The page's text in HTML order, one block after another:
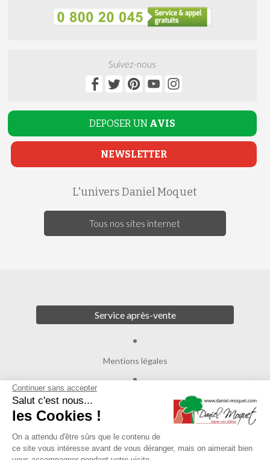
Continuer sans accepter
Salut c'est nous...
les Cookies !
On a attendu d'être sûrs que le contenu de
ce site vous intéresse avant de vous déranger, mais on aimerait bien
Suivez-nous
DEPOSER UN AVIS
NEWSLETTER
L'univers Daniel Moquet
Tous nos sites internet
Service après-vente
Mentions légales
Agence de communication
Plan du site